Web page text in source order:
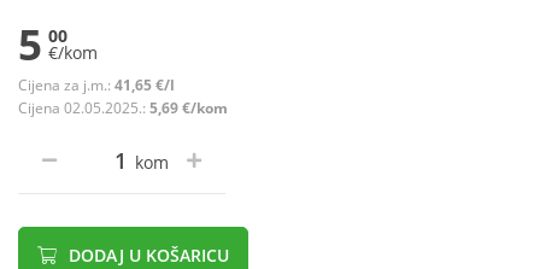
5 00
€/kom
Cijena za j.m.: 41,65 €/l
Cijena 02.05.2025.: 5,69 €/kom
kom
DODAJ U KOŠARICU